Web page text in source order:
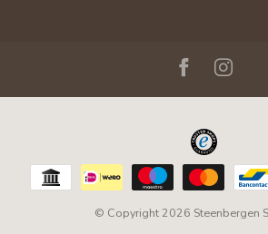
© Copyright 2026 Steenbergen